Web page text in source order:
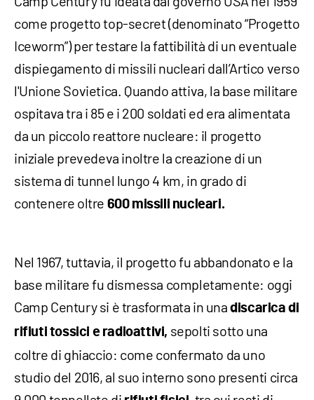
come progetto top-secret (denominato “Progetto
Iceworm”) per testare la fattibilità di un eventuale
dispiegamento di missili nucleari dall’Artico verso
l'Unione Sovietica. Quando attiva, la base militare
ospitava tra i 85 e i 200 soldati ed era alimentata
da un piccolo reattore nucleare: il progetto
iniziale prevedeva inoltre la creazione di un
sistema di tunnel lungo 4 km, in grado di
contenere oltre 600 missili nucleari.
Nel 1967, tuttavia, il progetto fu abbandonato e la
base militare fu dismessa completamente: oggi
Camp Century si è trasformata in unadiscarica di
rifiuti tossici e radioattivi, sepolti sotto una
coltre di ghiaccio: come confermato da uno
studio del 2016, al suo interno sono presenti circa